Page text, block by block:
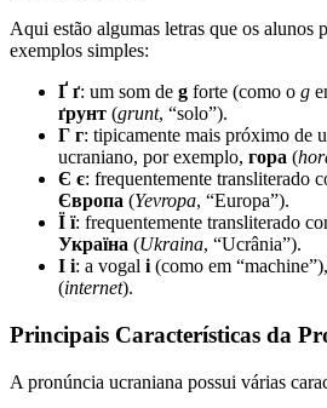
Aqui estão algumas letras que os alunos
exemplos simples:
Ґ ґ: um som de g forte (como o g
ґрунт (grunt, “solo”).
Г г: tipicamente mais próximo de
ucraniano, por exemplo, гора (
Є є: frequentemente transliterado
Європа (Yevropa, “Europa”).
Ї ї: frequentemente transliterado
Україна (Ukraina, “Ucrânia”).
І і: a vogal i (como em
(internet).
Principais Características da
A pronúncia ucraniana possui várias